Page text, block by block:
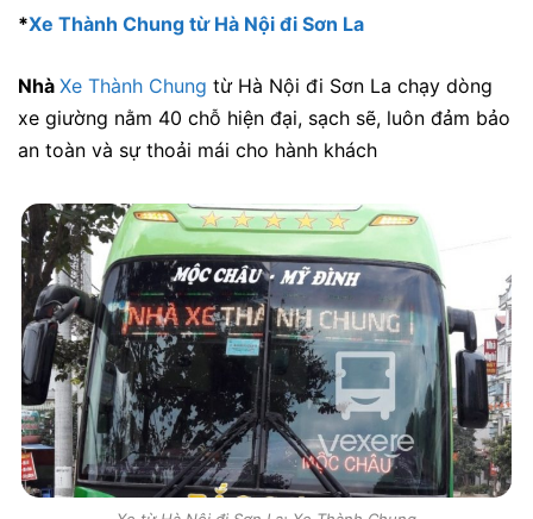
*Xe Thành Chung từ Hà Nội đi Sơn La
Nhà Xe Thành Chung từ Hà Nội đi Sơn La chạy dòng
xe giường nằm 40 chỗ hiện đại, sạch sẽ, luôn đảm bảo
an toàn và sự thoải mái cho hành khách